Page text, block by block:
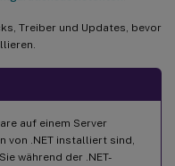
Treiber und Updates, bevor
auf einem Server
von .NET installiert sind,
während der .NET-